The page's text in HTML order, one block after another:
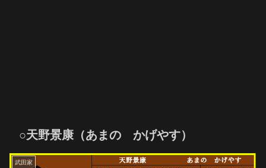
○天野景康（あまの かげやす）
武田家